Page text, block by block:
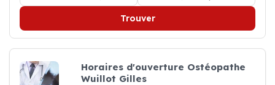
Trouver
Horaires d'ouverture Ostéopathe
Wuillot Gilles